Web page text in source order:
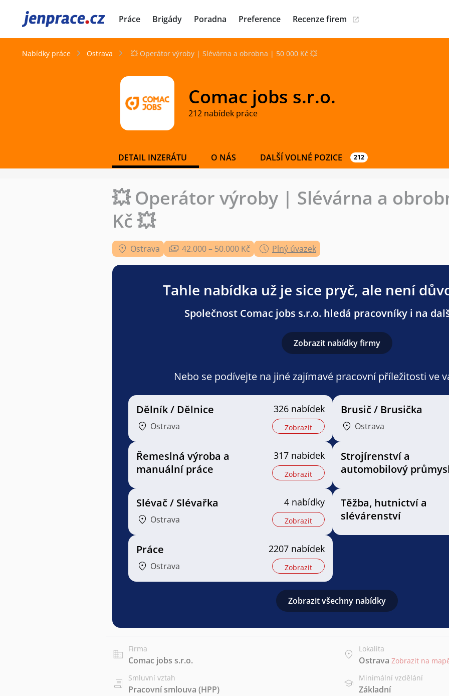
JenPráce.cz Práce Brigády Poradna Preference Recenze firem
Nabídky práce Ostrava 💥 Operátor výroby | Slévárna a obrobna | 50 000 Kč 💥
Comac jobs s.r.o.
212 nabídek práce
DETAIL INZERÁTU O NÁS DALŠÍ VOLNÉ POZICE 212
💥 Operátor výroby | Slévárna a
Kč 💥
Ostrava 42.000 – 50.000 Kč Plný úvazek
Tahle nabídka už je sice pryč, ale není
Společnost Comac jobs s.r.o. hledá pracovníky i na
Zobrazit nabídky firmy
Nebo se podívejte na jiné zajímavé pracovní příležitosti ve
Dělník / Dělnice
Ostrava
326 nabídek
Zobrazit
Brusič / Brusička
Ostrava
Řemeslná výroba a
manuální práce
317 nabídek
Zobrazit
Strojírenství a
automobilový průmysl
Slévač / Slévařka
Ostrava
4 nabídky
Zobrazit
Těžba, hutnictví a
slévárenství
Práce
Ostrava
2207 nabídek
Zobrazit
Zobrazit všechny nabídky
Firma
Comac jobs s.r.o.
Lokalita
Ostrava Zobrazit na
Smluvní vztah
Pracovní smlouva (HPP)
Minimální vzdělání
Základní